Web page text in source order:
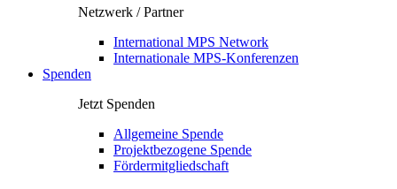
Netzwerk / Partner
International MPS Network
Internationale MPS-Konferenzen
Spenden
Jetzt Spenden
Allgemeine Spende
Projektbezogene Spende
Fördermitgliedschaft